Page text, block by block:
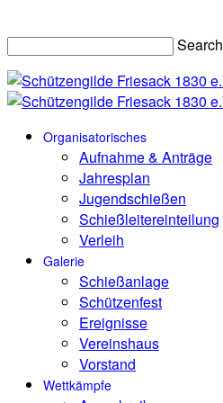
Search
Organisatorisches
Aufnahme & Anträge
Jahresplan
Jugendschießen
Schießleitereinteilung
Verleih
Galerie
Schießanlage
Schützenfest
Ereignisse
Vereinshaus
Vorstand
Wettkämpfe